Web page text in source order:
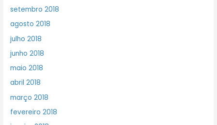
setembro 2018
agosto 2018
julho 2018
junho 2018
maio 2018
abril 2018
março 2018
fevereiro 2018